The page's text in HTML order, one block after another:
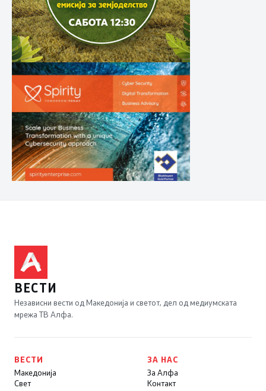
ВЕСТИ
Независни вести од Македонија и светот, дел од медиумската
мрежа ТВ Алфа.
ВЕСТИ
Македонија
Свет
ЗА НАС
За Алфа
Контакт